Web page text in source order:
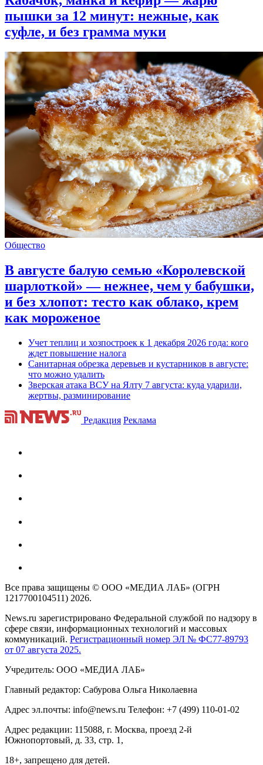
пышки за 12 минут: нежные, как
суфле, и без грамма муки
Общество
В августе балую семью «Королевской
шарлоткой» — нежнее, чем у бабушки,
и без хлопот: тесто как облако, крем
как мороженое
Учет теплиц и хозпостроек к 1 декабря 2026 года: кого
ждет повышение налога
Санитарная обрезка деревьев и кустарников в августе:
что можно удалить
Зверская атака ВСУ на Ялту 7 августа: куда ударили,
жертвы, разминирование
Редакция Реклама
Все права защищены © ООО «МЕДИА ЛАБ» (ОГРН
1217700104511) 2026.
News.ru зарегистрировано Федеральной службой по надзору в
сфере связи, информационных технологий и массовых
коммуникаций. Регистрационный номер ЭЛ № ФС77-89793
от 07 августа 2025.
Учредитель: ООО «МЕДИА ЛАБ»
Главный редактор: Сабурова Ольга Николаевна
Адрес эл.почты: info@news.ru Телефон: +7 (499) 110-01-02
Адрес редакции: 115088, г. Москва, проезд 2-й
Южнопортовый, д. 33, стр. 1,
18+, запрещено для детей.